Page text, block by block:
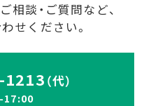
談・ご質問など、
せください。
（代）
17:00